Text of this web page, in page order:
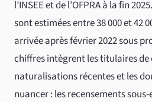
l’INSEE et de l’OFPRA à la fin
sont estimées entre 38 000 et 42
arrivée après février 2022 sous
chiffres intègrent les titulaires de
naturalisations récentes et les
nuancer : les recensements